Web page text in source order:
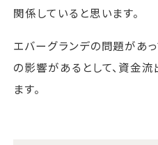
関係していると思います。
エバーグランデの問題があ
の影響があるとして、資金
ます。